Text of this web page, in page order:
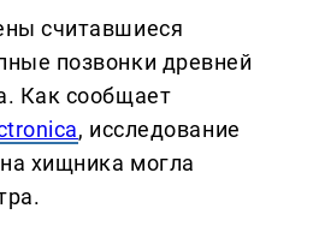
считавшиеся
позвонки древней
Как сообщает
, исследование
хищника могла